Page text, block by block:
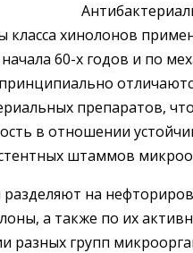
класса хинолонов
60-х годов и по
препаратов,
в отношении
штаммов
на
а также по их
разных групп